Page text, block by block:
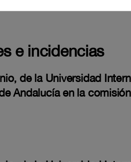
e incidencias
de la Universidad
Andalucía en la